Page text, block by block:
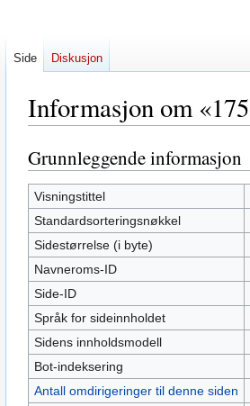
Informasjon om
Hopp
til
navigering
Hopp
til
søk
Grunnleggende informasjon
Visningstittel
Standardsorteringsnøkkel
Sidestørrelse (i byte)
Navneroms-ID
Side-ID
Språk for sideinnholdet
Sidens innholdsmodell
Bot-indeksering
Antall omdirigeringer til denne siden
Side Diskusjon